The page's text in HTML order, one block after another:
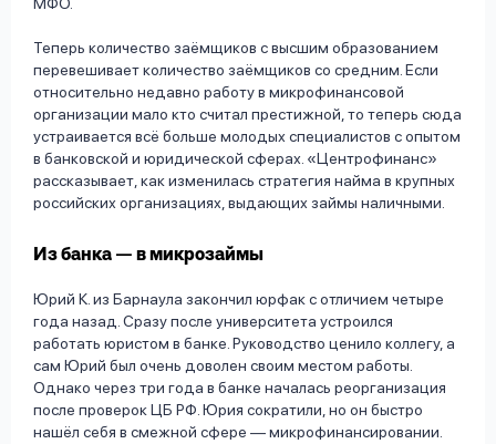
МФО.
Теперь количество заёмщиков с высшим образованием
перевешивает количество заёмщиков со средним. Если
относительно недавно работу в микрофинансовой
организации мало кто считал престижной, то теперь сюда
устраивается всё больше молодых специалистов с опытом
в банковской и юридической сферах. «Центрофинанс»
рассказывает, как изменилась стратегия найма в крупных
российских организациях, выдающих займы наличными.
Из банка — в микрозаймы
Юрий К. из Барнаула закончил юрфак с отличием четыре
года назад. Сразу после университета устроился
работать юристом в банке. Руководство ценило коллегу, а
сам Юрий был очень доволен своим местом работы.
Однако через три года в банке началась реорганизация
после проверок ЦБ РФ. Юрия сократили, но он быстро
нашёл себя в смежной сфере — микрофинансировании.
Войти под другим номером